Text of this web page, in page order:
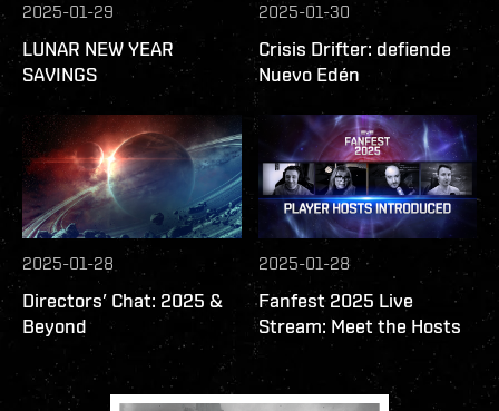
2025-01-29
LUNAR NEW YEAR
SAVINGS
2025-01-30
Crisis Drifter: defiende
Nuevo Edén
2025-01-28
Directors’ Chat: 2025 &
Beyond
2025-01-28
Fanfest 2025 Live
Stream: Meet the Hosts